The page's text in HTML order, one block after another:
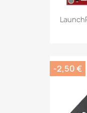
-2,50 €